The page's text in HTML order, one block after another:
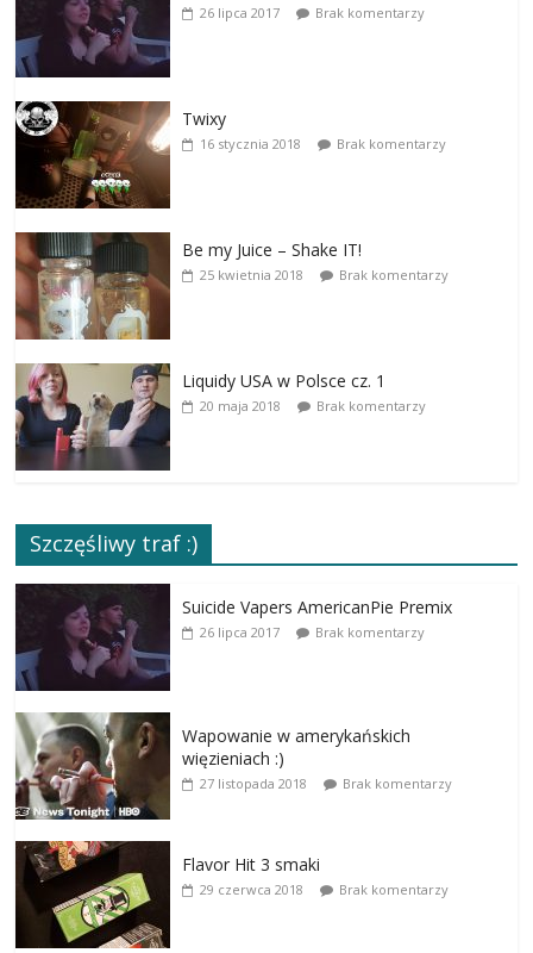
26 lipca 2017 Brak komentarzy
Twixy
16 stycznia 2018 Brak komentarzy
Be my Juice – Shake IT!
25 kwietnia 2018 Brak komentarzy
Liquidy USA w Polsce cz. 1
20 maja 2018 Brak komentarzy
Szczęśliwy traf :)
Suicide Vapers AmericanPie Premix
26 lipca 2017 Brak komentarzy
Wapowanie w amerykańskich
więzieniach :)
27 listopada 2018 Brak komentarzy
Flavor Hit 3 smaki
29 czerwca 2018 Brak komentarzy